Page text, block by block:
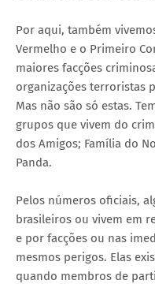
Por aqui, também
Vermelho e o Primeiro
maiores facções
organizações terroristas
Mas não são só estas.
grupos que vivem do
dos Amigos; Família do
Panda.
Pelos números oficiais,
brasileiros ou vivem em
e por facções ou nas
mesmos perigos. Elas
quando membros de